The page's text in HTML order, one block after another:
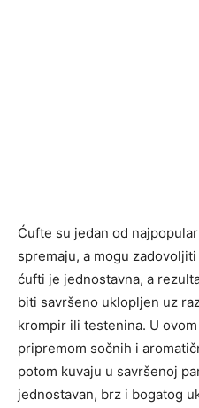
Ćufte su jedan od
spremaju, a mogu
ćufti je jednostavna, a
biti savršeno uklopljen uz
krompir ili testenina. U
pripremom sočnih i
potom kuvaju u savršenoj
jednostavan, brz i bogatog